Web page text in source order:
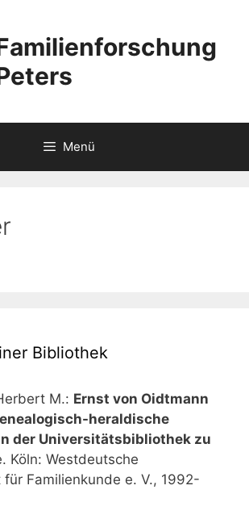
Menü
Bibliothek
M.: Ernst von Oidtmann
heraldische
der Universitätsbibliothek zu
Köln: Westdeutsche
für Familienkunde e. V., 1992-